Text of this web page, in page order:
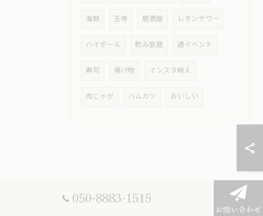
海鮮 王寺 居酒屋 レモンサワー
ハイボール 飲み放題 週イベント
寿司 揚げ物 インスタ映え
肉じゃが ハムカツ おいしい
050-8883-1515
お問い合わせ